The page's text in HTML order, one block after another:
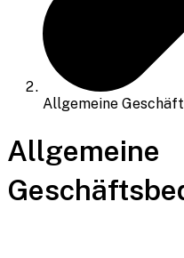
Allgemeine
Allgemeine